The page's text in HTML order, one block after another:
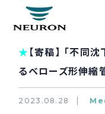
★ 【寄稿】 「不同
るベローズ形伸縮
2023.08.28